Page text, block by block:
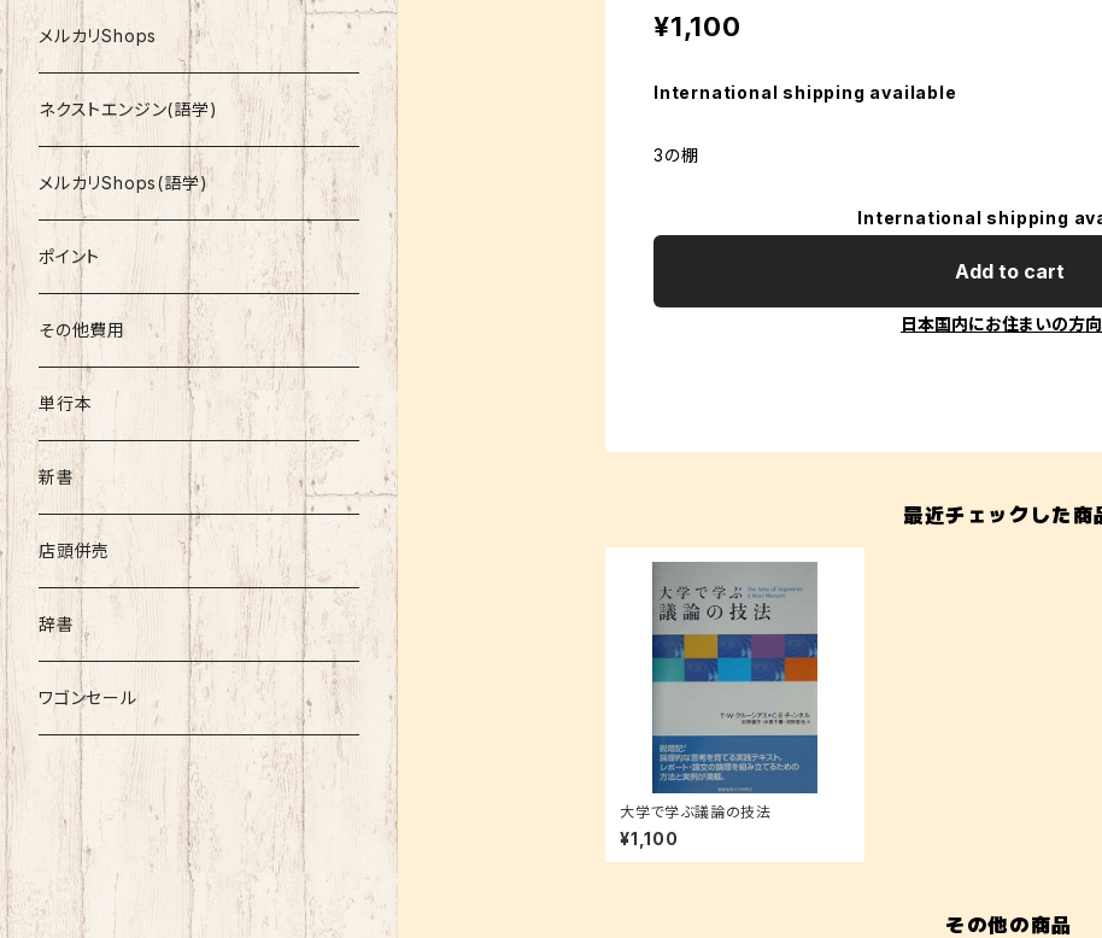
¥1,100
International shipping available
3の棚
International shipping
Add to cart
日本国内にお住まいの方
最近チェックした商
大学で学ぶ議論の技法
¥1,100
その他の商品
就活
資格
コミック
文庫
その他書籍
書籍以外
メルカリShops
ネクストエンジン(語学)
メルカリShops(語学)
ポイント
その他費用
単行本
新書
店頭併売
辞書
ワゴンセール